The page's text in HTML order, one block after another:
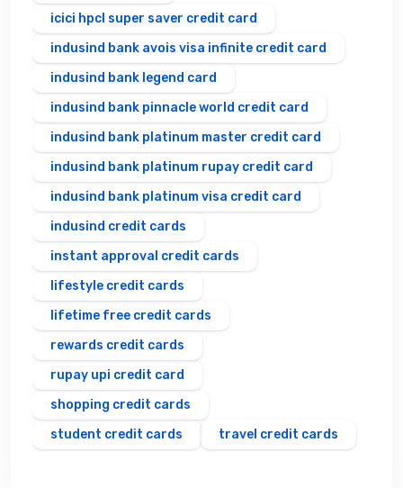
icici hpcl super saver credit card
indusind bank avois visa infinite credit card
indusind bank legend card
indusind bank pinnacle world credit card
indusind bank platinum master credit card
indusind bank platinum rupay credit card
indusind bank platinum visa credit card
indusind credit cards
instant approval credit cards
lifestyle credit cards
lifetime free credit cards
rewards credit cards
rupay upi credit card
shopping credit cards
student credit cards
travel credit cards